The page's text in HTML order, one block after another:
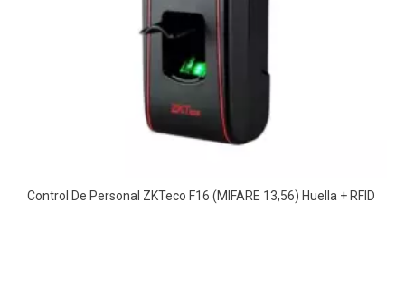
Control De Personal ZKTeco F16 (MIFARE 13,56) Huella + RFID